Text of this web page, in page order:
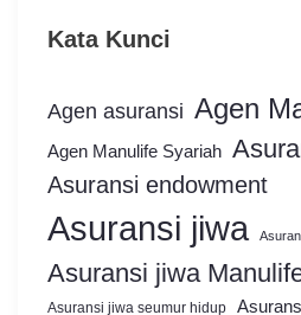
Kata Kunci
Agen asuransi Agen
Agen Manulife Syariah
Asuransi endowment
Asuransi jiwa
Asuransi jiwa
Asuransi jiwa seumur hidup